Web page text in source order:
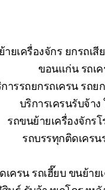
ายเครื่องจักร ยกรถเ
ขอนแก่น รถเ
ารรถยกรถเครน รถย
บริการเครนรับจ้าง
รถขนย้ายเครื่องจักร
รถบรรทุกติดเครน
เครน รถเฮี๊ยบ ขนย้า